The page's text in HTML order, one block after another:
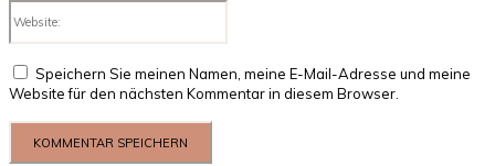
Speichern Sie meinen Namen, meine E-Mail-Adresse und meine
Website für den nächsten Kommentar in diesem Browser.